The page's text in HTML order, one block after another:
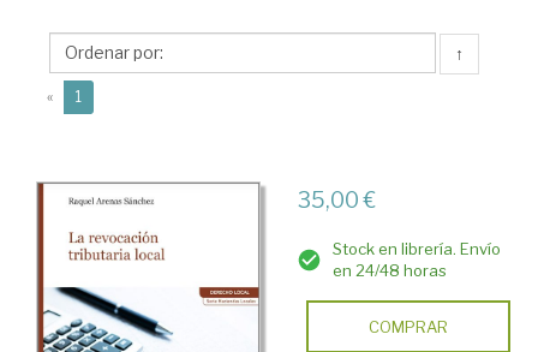
Raquel
↑
« 1
35,00 €
Stock en librería. Envío
en 24/48 horas
COMPRAR